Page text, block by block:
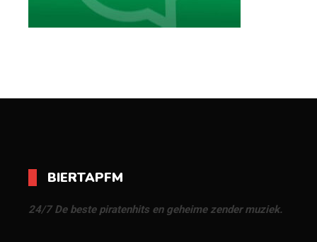
BIERTAPFM
24/7 De beste piratenhits en geheime zender muziek.